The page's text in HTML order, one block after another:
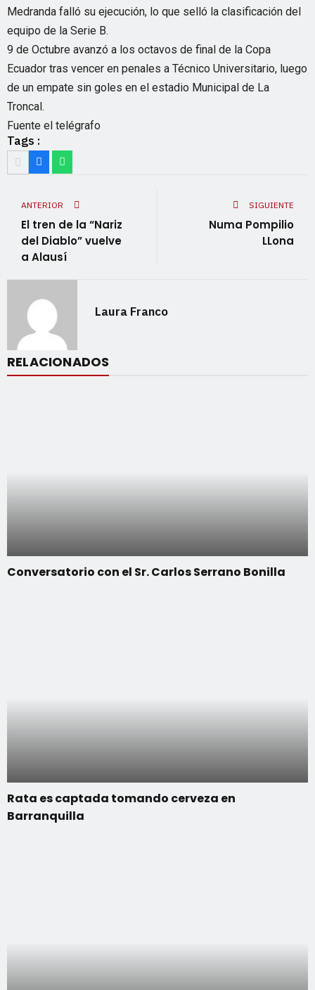
Medranda falló su ejecución, lo que selló la clasificación del
equipo de la Serie B.
9 de Octubre avanzó a los octavos de final de la Copa
Ecuador tras vencer en penales a Técnico Universitario, luego
de un empate sin goles en el estadio Municipal de La
Troncal.
Fuente el telégrafo
Tags :
ANTERIOR
El tren de la “Nariz
del Diablo” vuelve
a Alausí
SIGUIENTE
Numa Pompilio
LLona
Laura Franco
RELACIONADOS
Conversatorio con el Sr. Carlos Serrano Bonilla
Rata es captada tomando cerveza en
Barranquilla